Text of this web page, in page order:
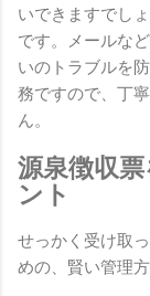
いできますでし
です。メールな
いのトラブルを
務ですので、丁
ん。
源泉徴収
ント
せっかく受け取
めの、賢い管理